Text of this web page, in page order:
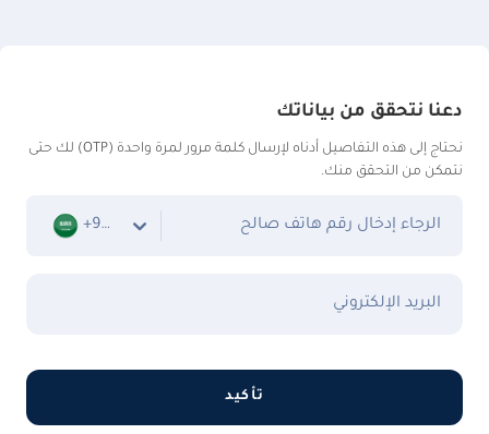
دعنا نتحقق من بياناتك
نحتاج إلى هذه التفاصيل أدناه لإرسال كلمة مرور لمرة واحدة (OTP) لك حتى
نتمكن من التحقق منك.
+966 الرجاء إدخال رقم هاتف صالح
البريد الإلكتروني
تأكيد